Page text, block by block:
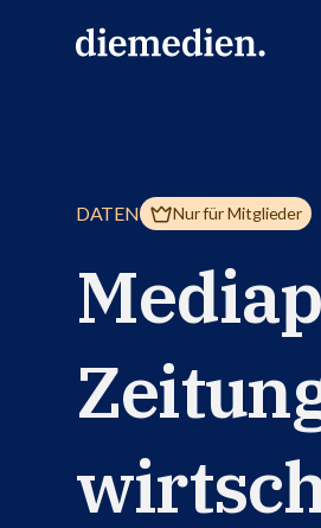
DATEN Nur für Mitglieder